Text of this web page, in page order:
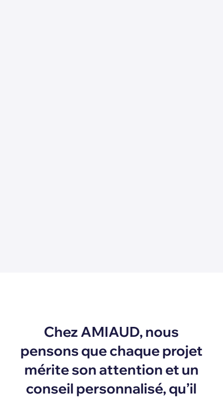
Chez AMIAUD, nous
pensons que chaque projet
mérite son attention et un
conseil personnalisé, qu’il